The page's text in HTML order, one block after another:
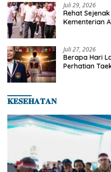
Juli 29, 2026
Rehat
Kementerian
Juli 27, 2026
Berapa Hari
Perhatian
𝐊𝐄𝐒𝐄𝐇𝐀𝐓𝐀𝐍